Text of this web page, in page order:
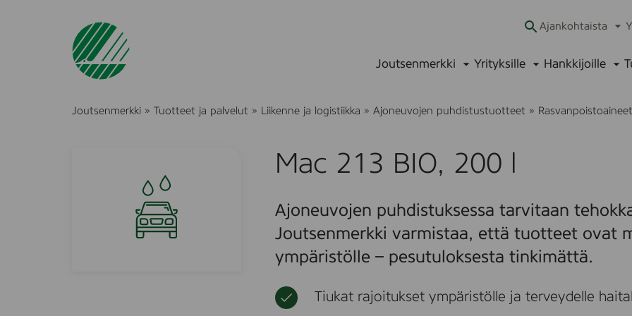
Ajankohtaista
Joutsenmerkki Yrityksille Hankkijoille
Joutsenmerkki » Tuotteet ja palvelut » Liikenne ja logistiikka » Ajoneuvojen puhdistustuotteet » Rasvanpoistoaineet
Mac 213 BIO, 200 l
Ajoneuvojen puhdistuksessa tarvitaan
Joutsenmerkki varmistaa, että tuotteet ovat
ympäristölle – pesutuloksesta tinkimättä.
Tiukat rajoitukset ympäristölle ja terveydelle